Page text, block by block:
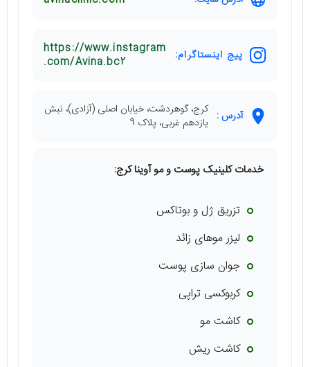
پیج اینستاگرام:
https://www.instagram
.com/Avina.bc2
آدرس : کرج، گوهردشت، خیابان اصلی (آزادی)، نبش
یازدهم غربی، پلاک 9
خدمات کلینیک پوست و مو آوینا کرج:
تزریق ژل و بوتاکس
لیزر موهای زائد
جوان سازی پوست
کربوکسی تراپی
کاشت مو
کاشت‌ ریش